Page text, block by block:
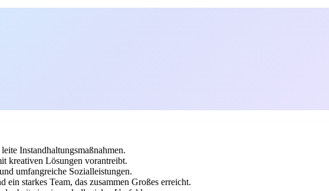
Instandhaltungsmaßnahmen.
kreativen Lösungen vorantreibt.
umfangreiche Sozialleistungen.
starkes Team, das zusammen Großes erreicht.